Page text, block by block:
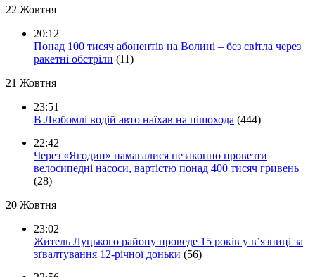
22 Жовтня
20:12
Понад 100 тисяч абонентів на Волині – без світла через
ракетні обстріли (11)
21 Жовтня
23:51
В Любомлі водій авто наїхав на пішохода (444)
22:42
Через «Ягодин» намагалися незаконно провезти
велосипедні насоси, вартістю понад 400 тисяч гривень
(28)
20 Жовтня
23:02
Житель Луцького району проведе 15 років у в’язниці за
зґвалтування 12-річної доньки (56)